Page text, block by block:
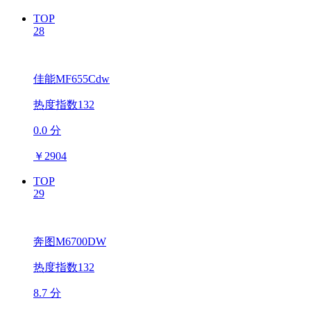
TOP
28
佳能MF655Cdw
热度指数132
0.0 分
￥ 2904
TOP
29
奔图M6700DW
热度指数132
8.7 分